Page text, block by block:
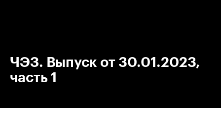
ЧЭЗ. Выпуск от 30.01.2023,
часть 1